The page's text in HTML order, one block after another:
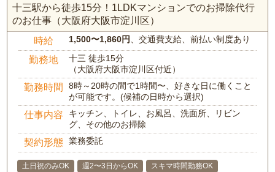
十三駅から徒歩15分！1LDKマンションでのお掃除代行
のお仕事（大阪府大阪市淀川区）
時給 1,500〜1,860円、交通費支給、前払い制度あり
勤務地
十三 徒歩15分
（大阪府大阪市淀川区付近）
勤務時間
8時～20時の間で1時間〜、好きな日に働くこと
が可能です。(候補の日時から選択)
仕事内容
キッチン、トイレ、お風呂、洗面所、リビン
グ、その他のお掃除
契約形態 業務委託
土日祝のみOK 週2〜3日からOK スキマ時間勤務OK